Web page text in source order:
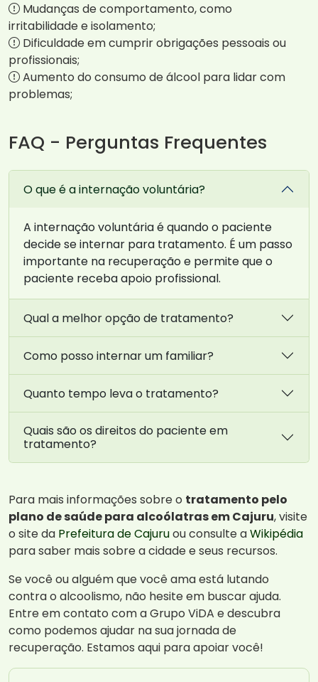
Mudanças de comportamento, como
irritabilidade e isolamento;
Dificuldade em cumprir obrigações pessoais ou
profissionais;
Aumento do consumo de álcool para lidar com
problemas;
FAQ - Perguntas Frequentes
O que é a internação voluntária?
A internação voluntária é quando o paciente
decide se internar para tratamento. É um passo
importante na recuperação e permite que o
paciente receba apoio profissional.
Qual a melhor opção de tratamento?
Como posso internar um familiar?
Quanto tempo leva o tratamento?
Quais são os direitos do paciente em
tratamento?
Para mais informações sobre o tratamento pelo
plano de saúde para alcoólatras em Cajuru, visite
o site da Prefeitura de Cajuruou consulte aWikipédia
para saber mais sobre a cidade e seus recursos.
Se você ou alguém que você ama está lutando
contra o alcoolismo, não hesite em buscar ajuda.
Entre em contato com a Grupo ViDA e descubra
como podemos ajudar na sua jornada de
recuperação. Estamos aqui para apoiar você!